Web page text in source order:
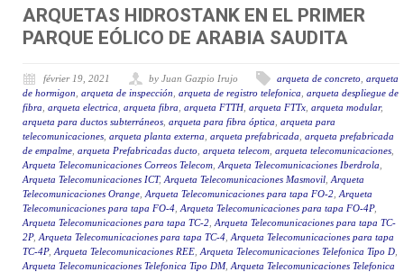
ARQUETAS HIDROSTANK EN EL PRIMER
PARQUE EÓLICO DE ARABIA SAUDITA
février 19, 2021 by Juan Gazpio Irujo arqueta de concreto arqueta
de hormigon arqueta de inspección arqueta de registro telefonica arqueta despliegue de
fibra arqueta electrica arqueta fibra arqueta FTTH, arqueta FTTx arqueta modular,
arqueta para ductos subterráneos arqueta para fibra óptica arqueta para
telecomunicaciones arqueta planta externa arqueta prefabricada arqueta prefabricada
de empalme arqueta Prefabricadas ducto arqueta telecom arqueta telecomunicaciones
Arqueta Telecomunicaciones Correos Telecom Arqueta Telecomunicaciones Iberdrola
Arqueta Telecomunicaciones ICT, Arqueta Telecomunicaciones Masmovil Arqueta
Telecomunicaciones Orange Arqueta Telecomunicaciones para tapa FO-2 Arqueta
Telecomunicaciones para tapa FO-4 Arqueta Telecomunicaciones para tapa FO-4P,
Arqueta Telecomunicaciones para tapa TC-2 Arqueta Telecomunicaciones para tapa TC-
2P, Arqueta Telecomunicaciones para tapa TC-4 Arqueta Telecomunicaciones para tapa
TC-4P, Arqueta Telecomunicaciones REE Arqueta Telecomunicaciones Telefonica Tipo D
Arqueta Telecomunicaciones Telefonica Tipo DM, Arqueta Telecomunicaciones Telefonica